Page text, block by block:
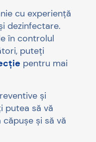
cu experiență
dezinfectare.
în controlul
puteți
pentru mai
și
putea să vă
și să vă